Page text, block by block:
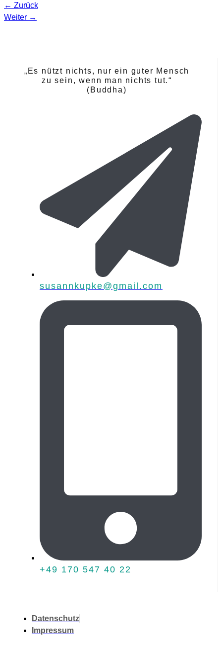
← Zurück
Weiter →
„Es nützt nichts, nur ein guter Mensch
zu sein, wenn man nichts tut.“
(Buddha)
susannkupke@gmail.com
+49 170 547 40 22
Datenschutz
Impressum